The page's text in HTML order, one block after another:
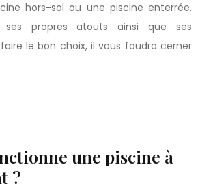
hors-sol ou une piscine enterrée.
ses propres atouts ainsi que ses
le bon choix, il vous faudra cerner
une piscine à
?